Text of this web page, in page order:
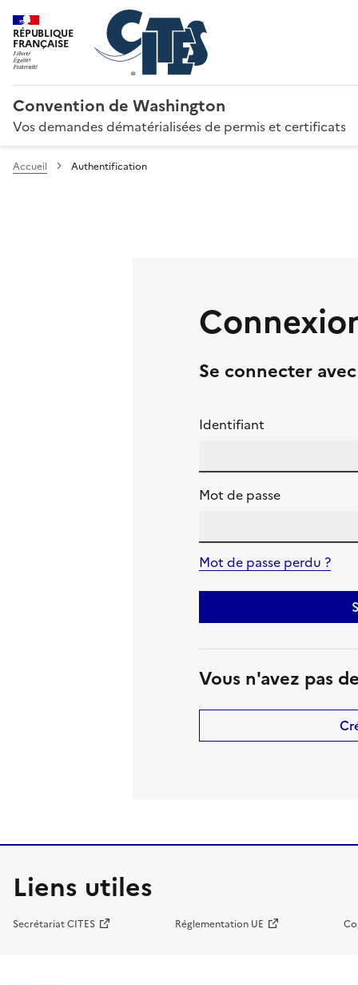
RÉPUBLIQUE
FRANÇAISE
Convention de Washington
Vos demandes dématérialisées de permis et certificats
Accueil Authentification
Se connecter
Identifiant
Mot de passe
Mot de passe perdu ?
Vous n'avez pas
Liens utiles
Secrétariat CITES Réglementation UE